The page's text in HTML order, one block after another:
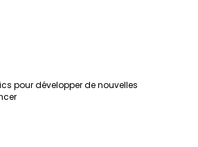
pour développer de nouvelles